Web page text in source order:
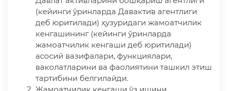
(кейинги ўринларда Давактив агентлиги
деб юритилади) ҳузуридаги жамоатчилик
кенгашининг (кейинги ўринларда
жамоатчилик кенгаши деб юритилади)
асосий вазифалари, функциялари,
ваколатларини ва фаолиятини ташкил этиш
тартибини белгилайди.